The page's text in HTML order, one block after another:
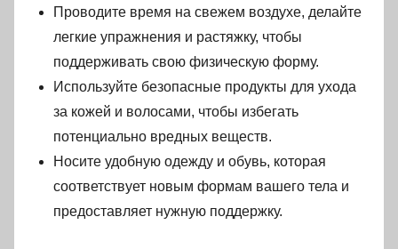
Проводите время на свежем воздухе, делайте
легкие упражнения и растяжку, чтобы
поддерживать свою физическую форму.
Используйте безопасные продукты для ухода
за кожей и волосами, чтобы избегать
потенциально вредных веществ.
Носите удобную одежду и обувь, которая
соответствует новым формам вашего тела и
предоставляет нужную поддержку.